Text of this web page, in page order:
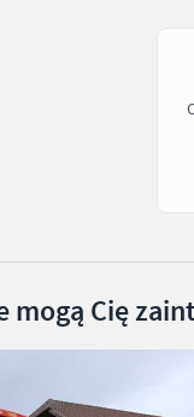
Cię